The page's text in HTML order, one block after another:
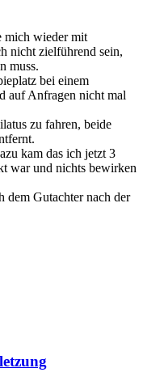
mich wieder mit
nicht zielführend sein,
muss.
bei einem
auf Anfragen nicht mal
zu fahren, beide
kam das ich jetzt 3
war und nichts bewirken
dem Gutachter nach der